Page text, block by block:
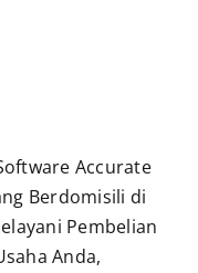
Accurate
Berdomisili di
Pembelian
Anda,